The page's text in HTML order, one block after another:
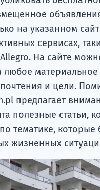
на указанном
сервисах,
На сайте
материальное
и цели.
предлагает
полезные статьи,
тематике, которые
жизненных